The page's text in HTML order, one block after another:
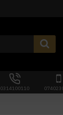
0314100110